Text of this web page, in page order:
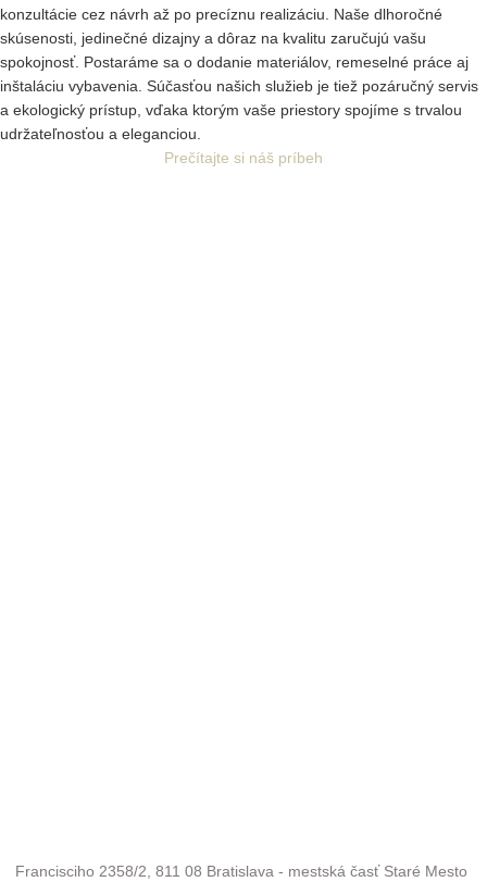
konzultácie cez návrh až po precíznu realizáciu. Naše dlhoročné
skúsenosti, jedinečné dizajny a dôraz na kvalitu zaručujú vašu
spokojnosť. Postaráme sa o dodanie materiálov, remeselné práce aj
inštaláciu vybavenia. Súčasťou našich služieb je tiež pozáručný servis
a ekologický prístup, vďaka ktorým vaše priestory spojíme s trvalou
udržateľnosťou a eleganciou.
Prečítajte si náš príbeh
Francisciho 2358/2, 811 08 Bratislava - mestská časť Staré Mesto